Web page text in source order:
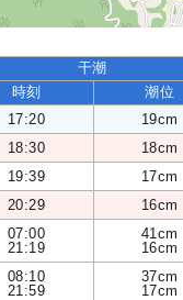
干潮
時刻
潮位
17:20 19cm
18:30 18cm
19:39 17cm
20:29 16cm
07:00
21:19
41cm
16cm
08:10
21:59
37cm
17cm